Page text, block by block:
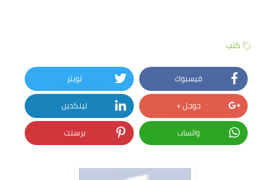
كتب
فيسبوك
تويتر
جوجل +
لينكدين
واتساب
برسنت